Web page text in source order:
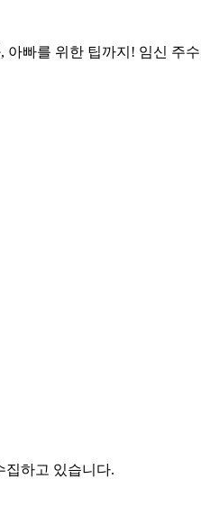
아빠를 위한 팁까지! 임신 주
집하고 있습니다.